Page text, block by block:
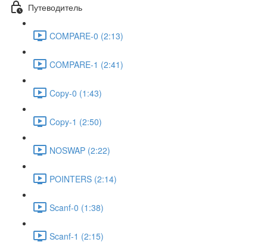
Путеводитель
COMPARE-0 (2:13)
COMPARE-1 (2:41)
Copy-0 (1:43)
Copy-1 (2:50)
NOSWAP (2:22)
POINTERS (2:14)
Scanf-0 (1:38)
Scanf-1 (2:15)